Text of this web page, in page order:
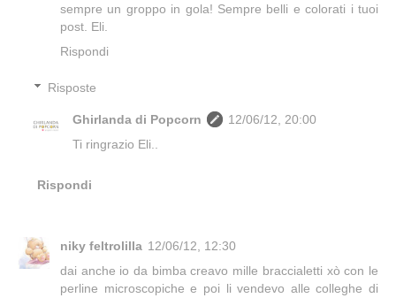
sempre un groppo in gola! Sempre belli e colorati i tuoi
post. Eli.
Rispondi
Risposte
Ghirlanda di Popcorn
12/06/12, 20:00
Ti ringrazio Eli..
Rispondi
niky feltrolilla 12/06/12, 12:30
dai anche io da bimba creavo mille braccialetti xò con le
perline microscopiche e poi li vendevo alle colleghe di